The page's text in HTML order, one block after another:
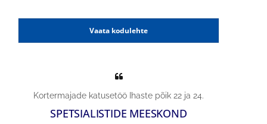
Vaata kodulehte
Kortermajade katusetöö Ihaste põik 22 ja 24.
SPETSIALISTIDE MEESKOND